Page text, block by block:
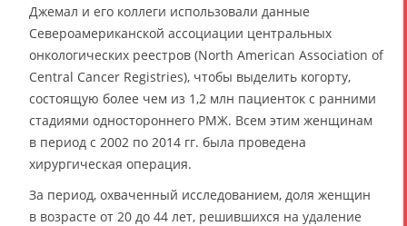
Джемал и его коллеги использовали данные
Североамериканской ассоциации центральных
онкологических реестров (North American Association of
Central Cancer Registries), чтобы выделить когорту,
состоящую более чем из 1,2 млн пациенток с ранними
стадиями одностороннего РМЖ. Всем этим женщинам
в период с 2002 по 2014 гг. была проведена
хирургическая операция.
За период, охваченный исследованием, доля женщин
в возрасте от 20 до 44 лет, решившихся на удаление